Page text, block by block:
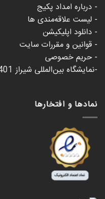
- درباره امداد پکیج
- لیست علاقه‌مندی ها
- دانلود اپلیکیشن
- قوانین و مقررات سایت
- حریم خصوصی
-نمایشگاه بین‌المللی شیراز 1401
نمادها و افتخارها